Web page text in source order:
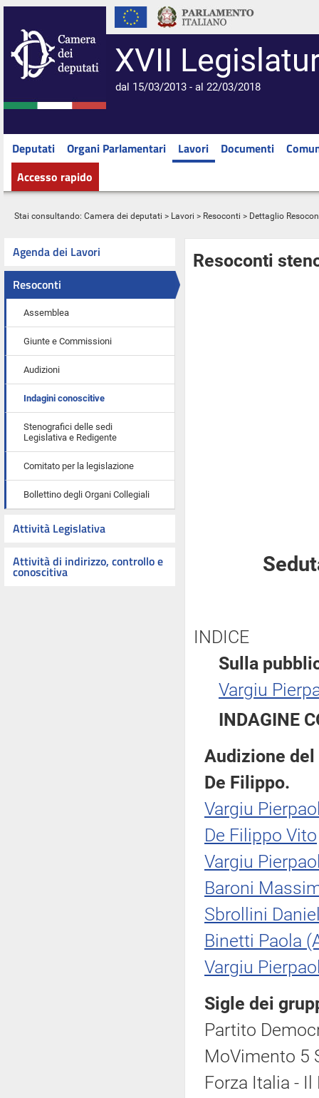
XVII
dal 15/03/2013 - al 22/03/2018
Deputati Organi Parlamentari Lavori Documenti
Accesso rapido
Stai consultando: Camera dei deputati > Lavori > Resoconti > Dettaglio
Agenda dei Lavori
Resoconti
Assemblea
Giunte e Commissioni
Audizioni
Indagini conoscitive
Stenografici delle sedi
Legislativa e Redigente
Comitato per la legislazione
Bollettino degli Organi Collegiali
Attività Legislativa
Attività di indirizzo, controllo e
conoscitiva
Resoconti
INDICE
Sulla
Vargiu
INDAGINE
Audizione
De Filippo.
Vargiu
De Filippo Vito
Vargiu
Baroni
Sbrollini
Binetti Paola
Vargiu
Sigle dei
Partito
MoVimento 5
Forza Italia -